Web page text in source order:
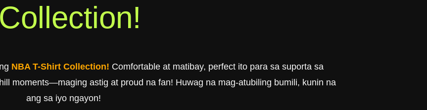
NBA T-Shirt Collection! Comfortable at matibay, perfect ito para sa suporta sa
moments—maging astig at proud na fan! Huwag na mag-atubiling bumili, kunin na
ang sa iyo ngayon!